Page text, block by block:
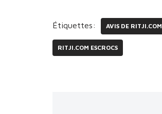
Étiquettes: AVIS DE RITJI.COM
RITJI.COM ESCROCS